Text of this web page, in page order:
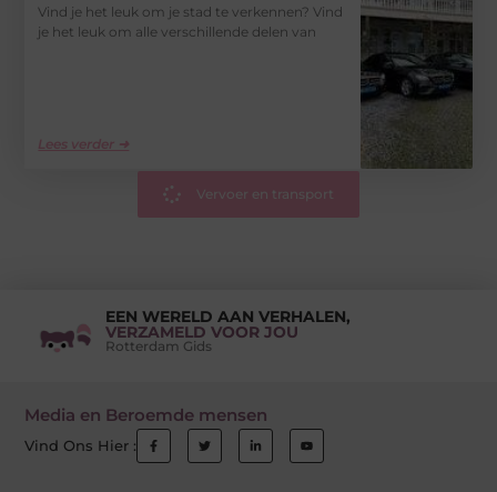
Vind je het leuk om je stad te verkennen? Vind
je het leuk om alle verschillende delen van
Lees verder ➜
Vervoer en transport
EEN WERELD AAN VERHALEN,
VERZAMELD VOOR JOU
Rotterdam Gids
Media en Beroemde mensen
Vind Ons Hier :